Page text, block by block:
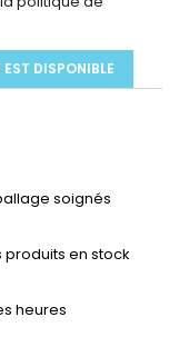
DISPONIBLE
soignés
produits en stock
heures